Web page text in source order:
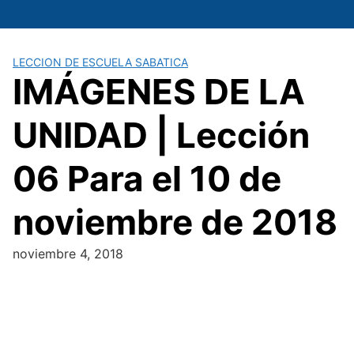
al
LECCION DE ESCUELA SABATICA
IMÁGENES DE LA
UNIDAD | Lección
06 Para el 10 de
noviembre de 2018
noviembre 4, 2018